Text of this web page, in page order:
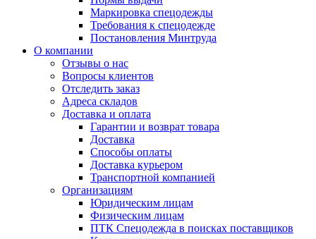
Маркировка спецодежды
Требования к спецодежде
Постановления Минтруда
О компании
Отзывы о нас
Вопросы клиентов
Отследить заказ
Адреса складов
Доставка и оплата
Гарантии и возврат товара
Доставка
Способы оплаты
Доставка курьером
Транспортной компанией
Организациям
Юридическим лицам
Физическим лицам
ПТК Спецодежда в поисках поставщиков